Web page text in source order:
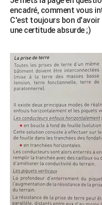
encadré, comment vous
C'est toujours bon d'avoir
une certitude absurde ;)